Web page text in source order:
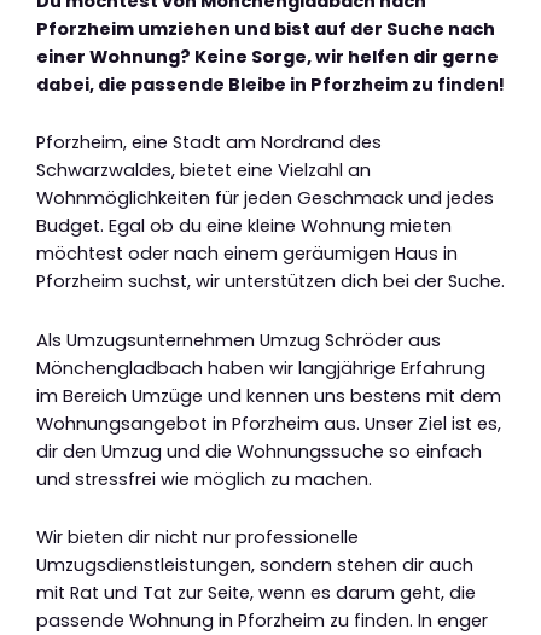
Pforzheim umziehen und bist auf der Suche nach
einer Wohnung? Keine Sorge, wir helfen dir gerne
dabei, die passende Bleibe in Pforzheim zu finden!
Pforzheim, eine Stadt am Nordrand des
Schwarzwaldes, bietet eine Vielzahl an
Wohnmöglichkeiten für jeden Geschmack und jedes
Budget. Egal ob du eine kleine Wohnung mieten
möchtest oder nach einem geräumigen Haus in
Pforzheim suchst, wir unterstützen dich bei der Suche.
Als Umzugsunternehmen Umzug Schröder aus
Mönchengladbach haben wir langjährige Erfahrung
im Bereich Umzüge und kennen uns bestens mit dem
Wohnungsangebot in Pforzheim aus. Unser Ziel ist es,
dir den Umzug und die Wohnungssuche so einfach
und stressfrei wie möglich zu machen.
Wir bieten dir nicht nur professionelle
Umzugsdienstleistungen, sondern stehen dir auch
mit Rat und Tat zur Seite, wenn es darum geht, die
passende Wohnung in Pforzheim zu finden. In enger